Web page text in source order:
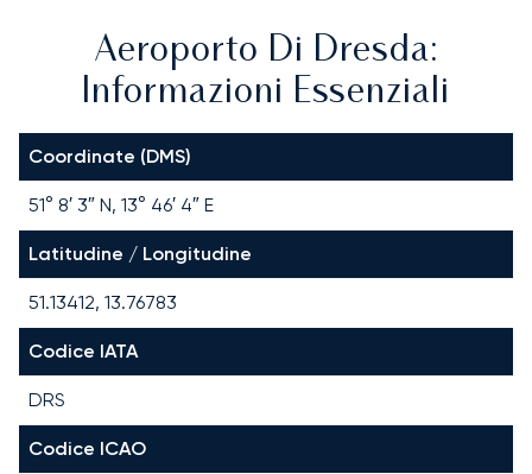
Aeroporto Di Dresda:
Informazioni Essenziali
Coordinate (DMS)
51° 8′ 3″ N, 13° 46′ 4″ E
Latitudine / Longitudine
51.13412, 13.76783
Codice IATA
DRS
Codice ICAO